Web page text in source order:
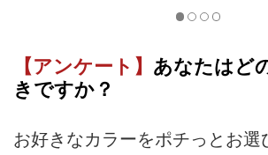
【アンケート】 あなたはど
きですか？
お好きなカラーをポチっとお選